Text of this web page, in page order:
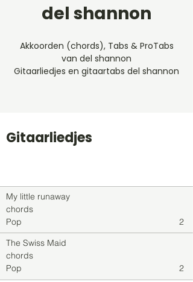
del shannon
Akkoorden (chords), Tabs & ProTabs
van del shannon
Gitaarliedjes en gitaartabs del shannon
Gitaarliedjes
My little runaway
chords
Pop
2
The Swiss Maid
chords
Pop
2